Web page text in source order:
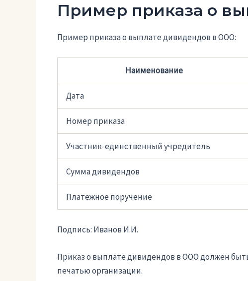
Пример приказа о
Пример приказа о выплате дивидендов в ООО:
Наименование
Дата
Номер приказа
Участник-единственный учредитель
Сумма дивидендов
Платежное поручение
Подпись: Иванов И.И.
Приказ о выплате дивидендов в ООО должен
печатью организации.